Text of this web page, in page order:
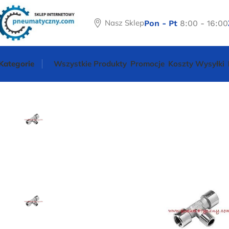
Nasz SklepPon - Pt 8:00 - 16:00
Wszystkie Produkty Promocje Koszty Wysyłki